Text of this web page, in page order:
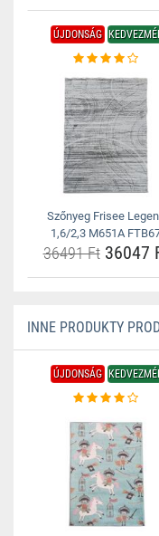
ÚJDONSÁG
Szőnyeg Frisee
1,6/2,3 M651A
36491 Ft36047
INNE PRODUKTY
ÚJDONSÁG